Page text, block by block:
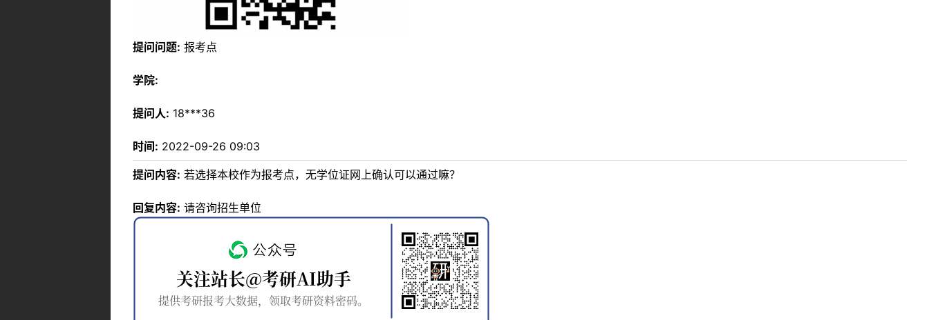
提问问题: 报考点
学院:
提问人: 18***36
时间: 2022-09-26 09:03
提问内容: 若选择本校作为报考点，无学位证网上确认可以通过嘛？
回复内容: 请咨询招生单位